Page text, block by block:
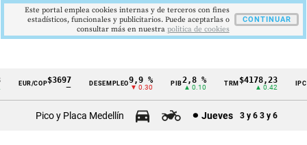
Cintillo
EUR/COP$3697 DESEMPLEO 9,9 %
▼ 0.30
PIB2,8 %
▲ 0.10
TRM$4178,23
▲ 0.42
Pico y Placa Medellín Jueves 3 y 6 3 y 6
Este portal emplea cookies internas y de terceros con fines
estadísticos, funcionales y publicitarios. Puede aceptarlas o
consultar más en nuestra politica de cookies
CONTINUAR